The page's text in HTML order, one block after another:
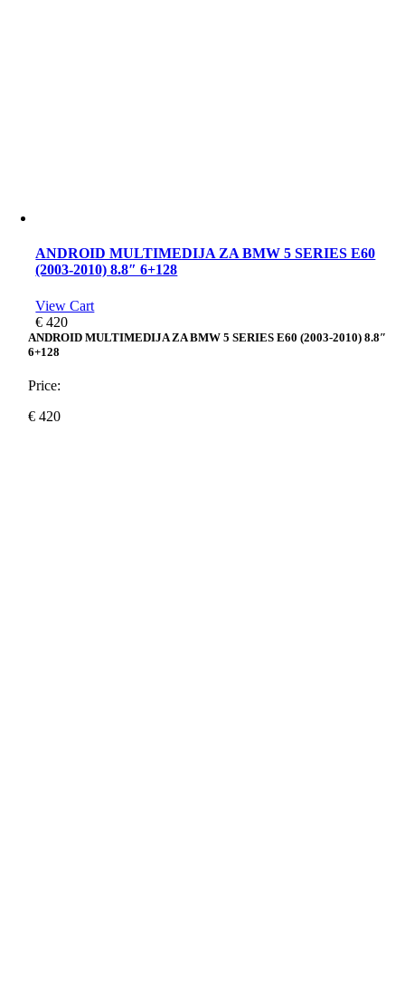
ANDROID MULTIMEDIJA ZA BMW 5 SERIES E60
(2003-2010) 8.8″ 6+128
View Cart
€ 420
ANDROID MULTIMEDIJA ZA BMW 5 SERIES E60 (2003-2010) 8.8″
6+128
Price:
€ 420